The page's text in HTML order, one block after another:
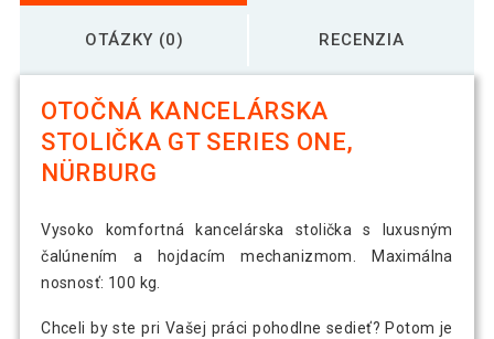
OTÁZKY (0) RECENZIA
OTOČNÁ KANCELÁRSKA
STOLIČKA GT SERIES ONE,
NÜRBURG
Vysoko komfortná kancelárska stolička s luxusným
čalúnením a hojdacím mechanizmom. Maximálna
nosnosť: 100 kg.
Chceli by ste pri Vašej práci pohodlne sedieť? Potom je